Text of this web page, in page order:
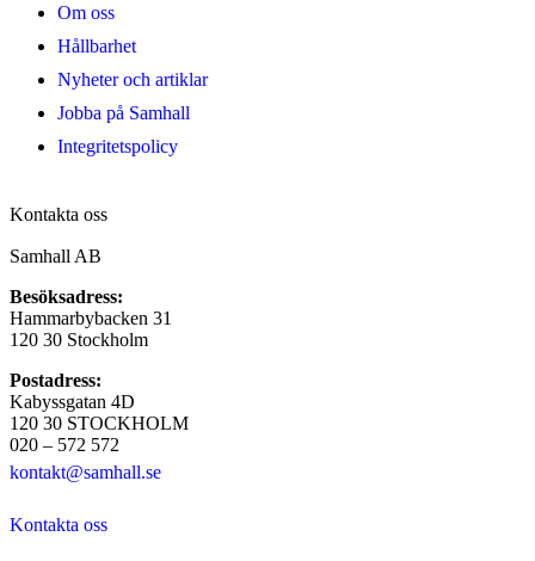
Om oss
Hållbarhet
Nyheter och artiklar
Jobba på Samhall
Integritetspolicy
Kontakta oss
Samhall AB
Besöksadress:
Hammarbybacken 31
120 30 Stockholm
Postadress:
Kabyssgatan 4D
120 30 STOCKHOLM
020 – 572 572
kontakt@samhall.se
Kontakta oss